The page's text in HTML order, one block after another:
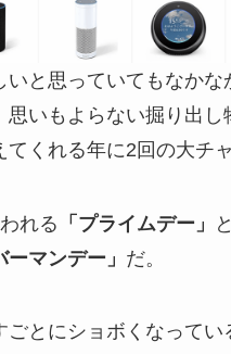
いと思っていてもなかな
思いもよらない掘り出し
てくれる年に2回の大チャ
れる 「プライムデー」
ーマンデー」 だ。
ごとにショボくなってい